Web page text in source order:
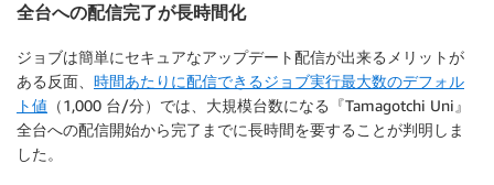
全台への配信完了が長時間化
ジョブは簡単にセキュアなアップデート配信が出来るメリットが
ある反面、 時間あたりに配信できるジョブ実行最大数のデフォル
ト値 （1,000 台/分）では、大規模台数になる『Tamagotchi Uni』
全台への配信開始から完了までに長時間を要することが判明しま
した。